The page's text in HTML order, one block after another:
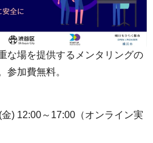
な場を提供するメンタリングの
参加費無料。
) 12:00～17:00（オンライン実